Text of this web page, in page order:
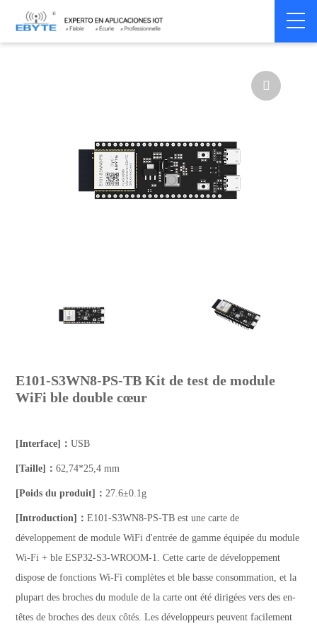
Home > Module > Test kits > ESP32

E101-S3WN8-PS-TB Kit de test de module
WiFi ble double cœur
[Interface]：USB
[Taille]：62,74*25,4 mm
[Poids du produit]：27.6±0.1g
[Introduction]：E101-S3WN8-PS-TB est une carte de
développement de module WiFi d'entrée de gamme équipée du module
Wi-Fi + ble ESP32-S3-WROOM-1. Cette carte de développement
dispose de fonctions Wi-Fi complètes et ble basse consommation, et la
plupart des broches du module de la carte ont été dirigées vers des en-
têtes de broches des deux côtés. Les développeurs peuvent facilement